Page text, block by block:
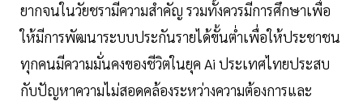
ยากจนในวัยชรามีความสำคัญ รวมทั้งควรมีการศึกษาเพื่อ
ให้มีการพัฒนาระบบประกันรายได้ขั้นต่ำเพื่อให้ประชาชน
ทุกคนมีความมั่นคงของชีวิตในยุค Ai ประเทศไทยประสบ
กับปัญหาความไม่สอดคล้องระหว่างความต้องการและ